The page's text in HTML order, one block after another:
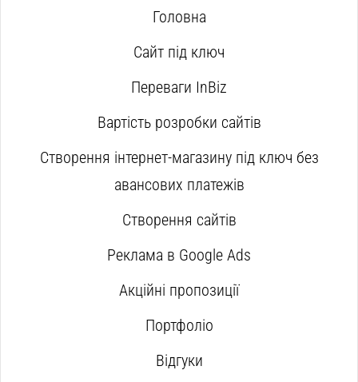
Головна
Сайт під ключ
Переваги InBiz
Вартість розробки сайтів
Створення інтернет-магазину під ключ без
авансових платежів
Створення сайтів
Реклама в Google Ads
Акційні пропозиції
Портфоліо
Відгуки